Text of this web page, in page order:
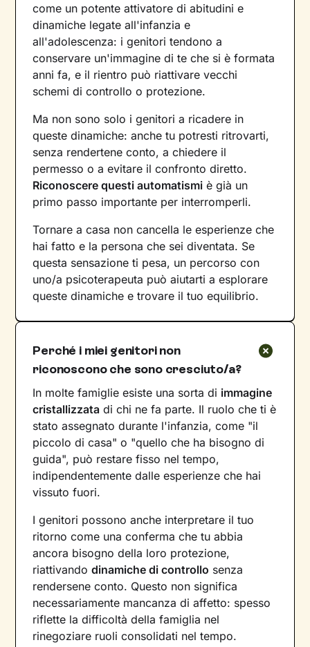
come un potente attivatore di abitudini e
dinamiche legate all'infanzia e
all'adolescenza: i genitori tendono a
conservare un'immagine di te che si è formata
anni fa, e il rientro può riattivare vecchi
schemi di controllo o protezione.
Ma non sono solo i genitori a ricadere in
queste dinamiche: anche tu potresti ritrovarti,
senza rendertene conto, a chiedere il
permesso o a evitare il confronto diretto.
Riconoscere questi automatismi è già un
primo passo importante per interromperli.
Tornare a casa non cancella le esperienze che
hai fatto e la persona che sei diventata. Se
questa sensazione ti pesa, un percorso con
uno/a psicoterapeuta può aiutarti a esplorare
queste dinamiche e trovare il tuo equilibrio.
Perché i miei genitori non
riconoscono che sono cresciuto/a?
In molte famiglie esiste una sorta di immagine
cristallizzata di chi ne fa parte. Il ruolo che ti è
stato assegnato durante l'infanzia, come "il
piccolo di casa" o "quello che ha bisogno di
guida", può restare fisso nel tempo,
indipendentemente dalle esperienze che hai
vissuto fuori.
I genitori possono anche interpretare il tuo
ritorno come una conferma che tu abbia
ancora bisogno della loro protezione,
riattivandodinamiche di controllo senza
rendersene conto. Questo non significa
necessariamente mancanza di affetto: spesso
riflette la difficoltà della famiglia nel
rinegoziare ruoli consolidati nel tempo.